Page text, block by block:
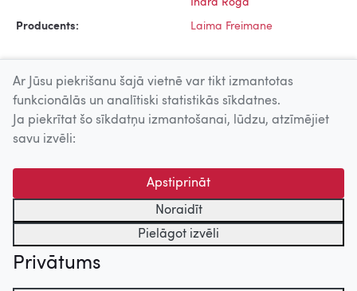
Indra Roga
Producents: Laima Freimane
Uz augšu
© 2026 Nacionālais Kino centrs, Kultūras informācijas sistēmu
centrs. Sadarbības partneris: Latvijas Valsts
kinofotofonodokumentu arhīvs.
Ar Jūsu piekrišanu šajā vietnē var tikt izmantotas
funkcionālās un analītiski statistikās sīkdatnes.
Ja piekrītat šo sīkdatņu izmantošanai, lūdzu, atzīmējiet
savu izvēli:
Apstiprināt
Noraidīt
Pielāgot izvēli
Privātums